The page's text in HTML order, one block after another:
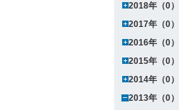
2018年（0）
2017年（0）
2016年（0）
2015年（0）
2014年（0）
2013年（0）